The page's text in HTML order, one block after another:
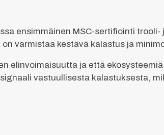
ensimmäinen MSC-sertifiointi
varmistaa kestävä kalastus ja
elinvoimaisuutta ja että
vastuullisesta kalastuksesta,